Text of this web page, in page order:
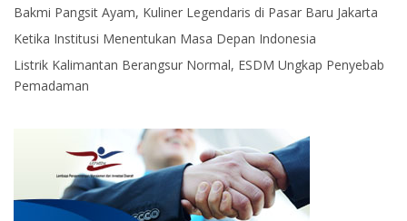
Bakmi Pangsit Ayam, Kuliner Legendaris di Pasar Baru Jakarta
Ketika Institusi Menentukan Masa Depan Indonesia
Listrik Kalimantan Berangsur Normal, ESDM Ungkap Penyebab
Pemadaman